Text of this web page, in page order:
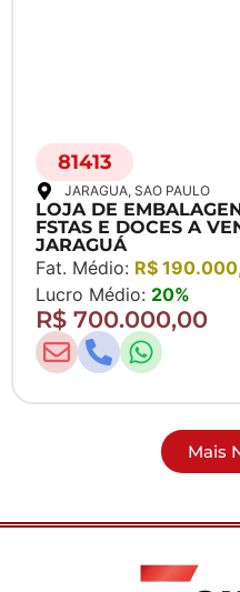
81413
JARAGUA, SAO PAULO
LOJA DE
FSTAS E DOCES A
JARAGUÁ
Fat. Médio: R$
Lucro Médio: 20%
R$ 700.000,00
Mais